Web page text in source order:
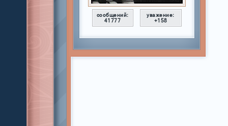
сообщений:
41777
уважение:
+158